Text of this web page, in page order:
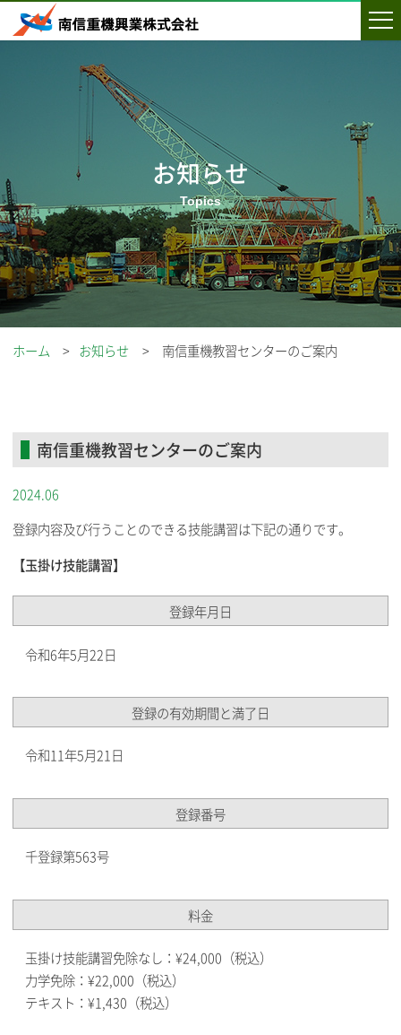
お知らせ
ホーム お知らせ 南信重機教習センターのご案内
南信重機教習センターのご案内
2024.06
登録内容及び行うことのできる技能講習は下記の通りです。
【玉掛け技能講習】
登録年月日
令和6年5月22日
登録の有効期間と満了日
令和11年5月21日
登録番号
千登録第563号
料金
玉掛け技能講習免除なし：¥24,000（税込）
力学免除：¥22,000（税込）
テキスト：¥1,430（税込）